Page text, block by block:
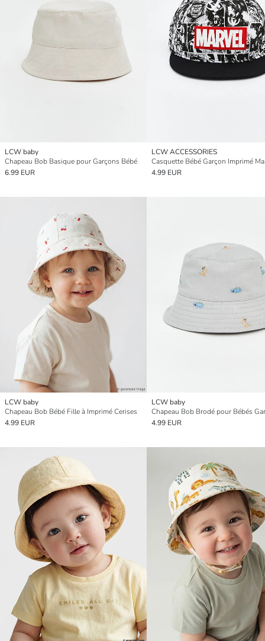
LCW baby
Chapeau Bob Basique pour Garçons Bébé
6.99 EUR
LCW ACCESSORIES
Casquette Bébé Garçon Imprimé
4.99 EUR
LCW baby
Chapeau Bob Bébé Fille à Imprimé Cerises
4.99 EUR
LCW baby
Chapeau Bob Brodé pour Bébés
4.99 EUR